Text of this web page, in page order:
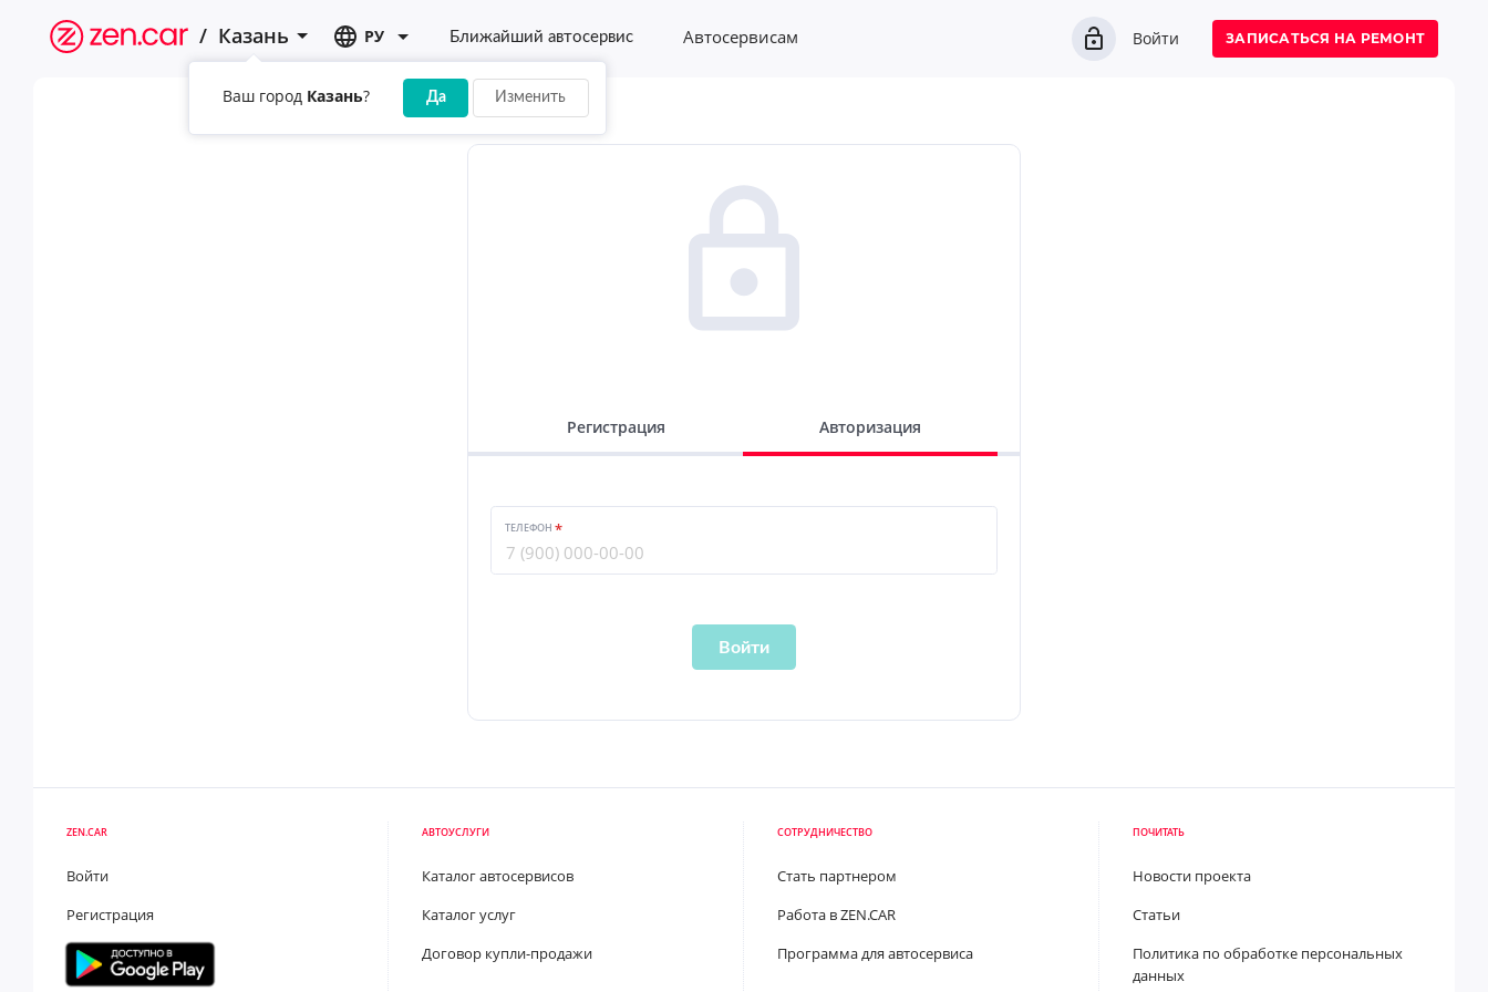
/ Казань
Ваш город Казань? Да Изменить
РУ Ближайший автосервис Автосервисам Войти ЗАПИСАТЬСЯ НА РЕМОНТ
Регистрация Авторизация
ТЕЛЕФОН
Войти
ZEN.CAR
Войти
Регистрация
АВТОУСЛУГИ
Каталог автосервисов
Каталог услуг
Договор купли-продажи
СОТРУДНИЧЕСТВО
Стать партнером
Работа в ZEN.CAR
Программа для автосервиса
ПОЧИТАТЬ
Новости проекта
Статьи
Политика по обработке персональных
данных